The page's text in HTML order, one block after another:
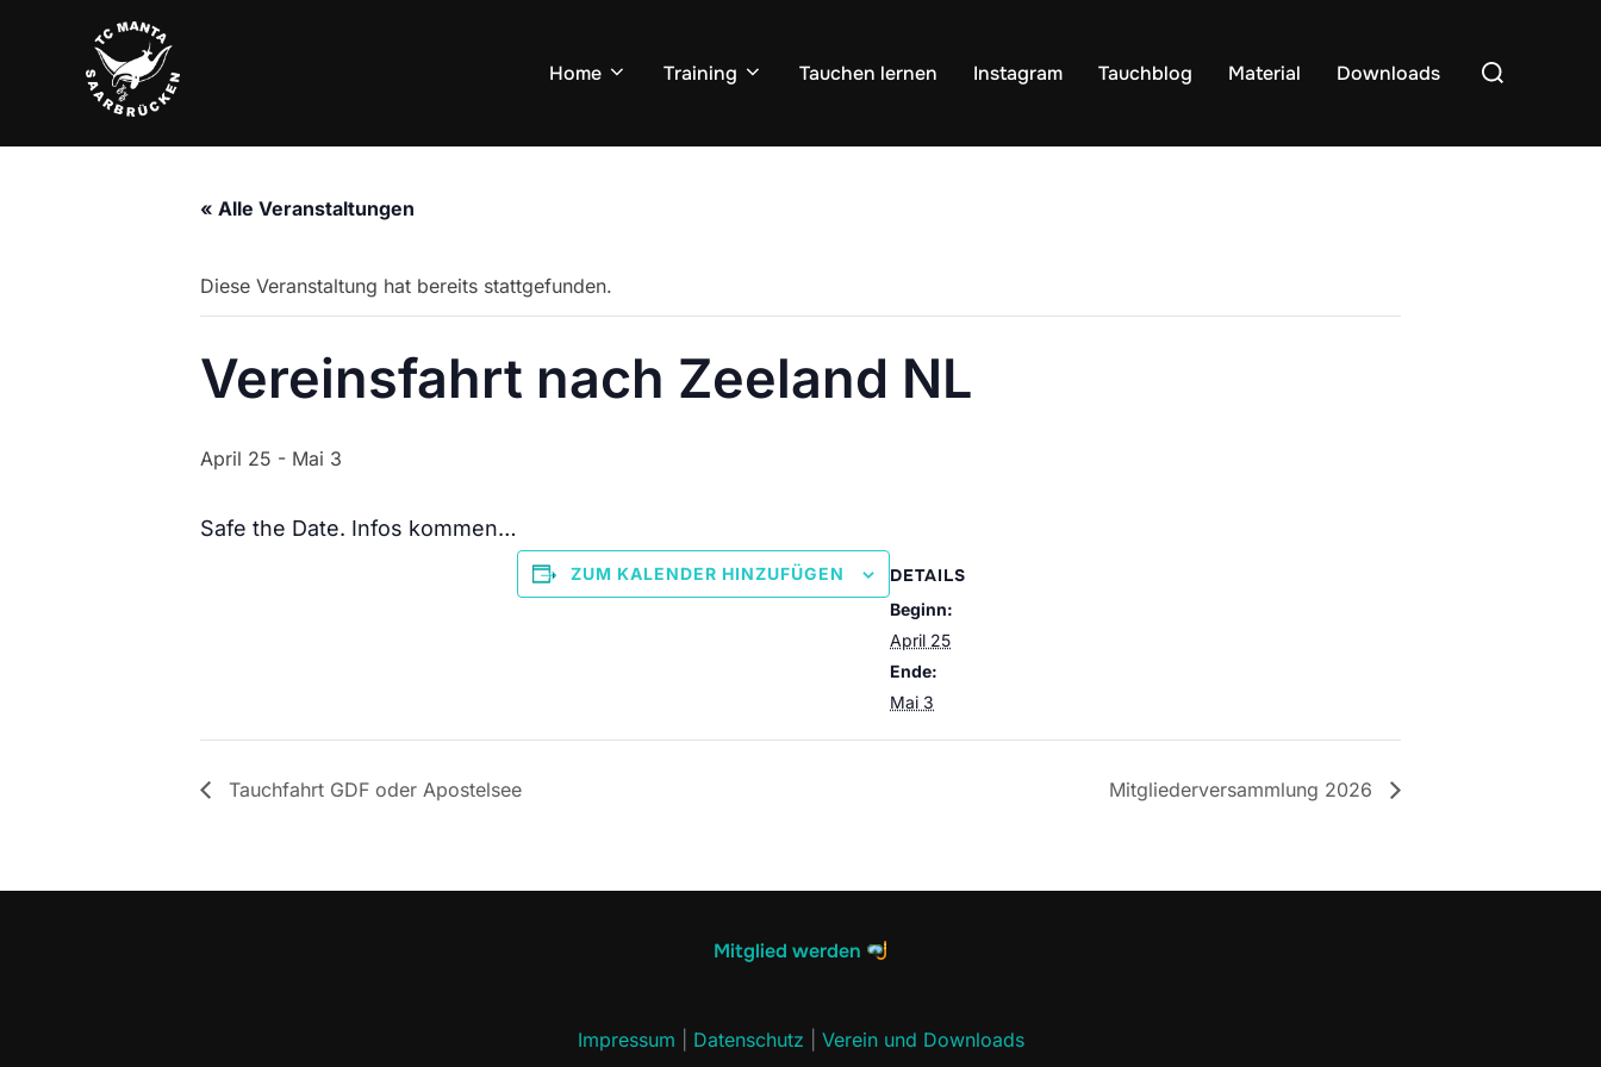
Home Training Tauchen lernen Instagram Tauchblog Material Downloads
Suchen
nach:
« Alle Veranstaltungen
Diese Veranstaltung hat bereits stattgefunden.
Vereinsfahrt nach Zeeland NL
April 25 - Mai 3
Safe the Date. Infos kommen…
ZUM KALENDER HINZUFÜGEN DETAILS
Beginn:
April 25
Ende:
Mai 3
Tauchfahrt GDF oder Apostelsee Mitgliederversammlung 2026
Mitglied werden
Impressum Datenschutz Verein und Downloads